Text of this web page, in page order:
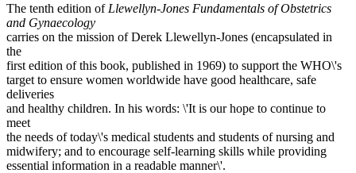
The tenth edition of Llewellyn-Jones Fundamentals of Obstetrics
and Gynaecology
carries on the mission of Derek Llewellyn-Jones (encapsulated in
the
first edition of this book, published in 1969) to support the WHO\'s
target to ensure women worldwide have good healthcare, safe
deliveries
and healthy children. In his words: \'It is our hope to continue to
meet
the needs of today\'s medical students and students of nursing and
midwifery; and to encourage self-learning skills while providing
essential information in a readable manner\'.